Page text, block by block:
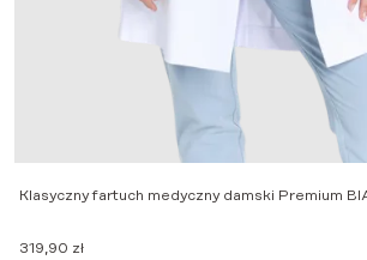
Klasyczny fartuch medyczny damski Premium
319,90 zł